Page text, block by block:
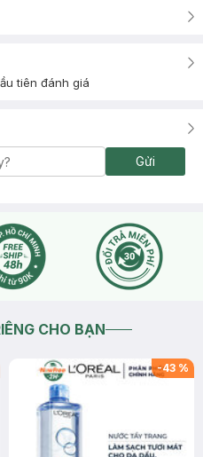
tiên đánh giá
Gửi
CHO BẠN
-43 %